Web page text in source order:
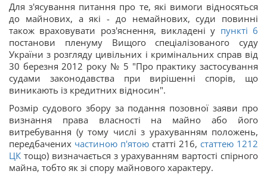
Для з'ясування питання про те, які вимоги відносяться
до майнових, а які - до немайнових, суди повинні
також враховувати роз'яснення, викладені у пункті 6
постанови пленуму Вищого спеціалізованого суду
України з розгляду цивільних і кримінальних справ від
30 березня 2012 року № 5 "Про практику застосування
судами законодавства при вирішенні спорів, що
виникають із кредитних відносин".
Розмір судового збору за подання позовної заяви про
визнання права власності на майно або його
витребування (у тому числі з урахуванням положень,
передбачених частиною п'ятою статті 216, статтею 1212
ЦК тощо) визначається з урахуванням вартості спірного
майна, тобто як зі спору майнового характеру.